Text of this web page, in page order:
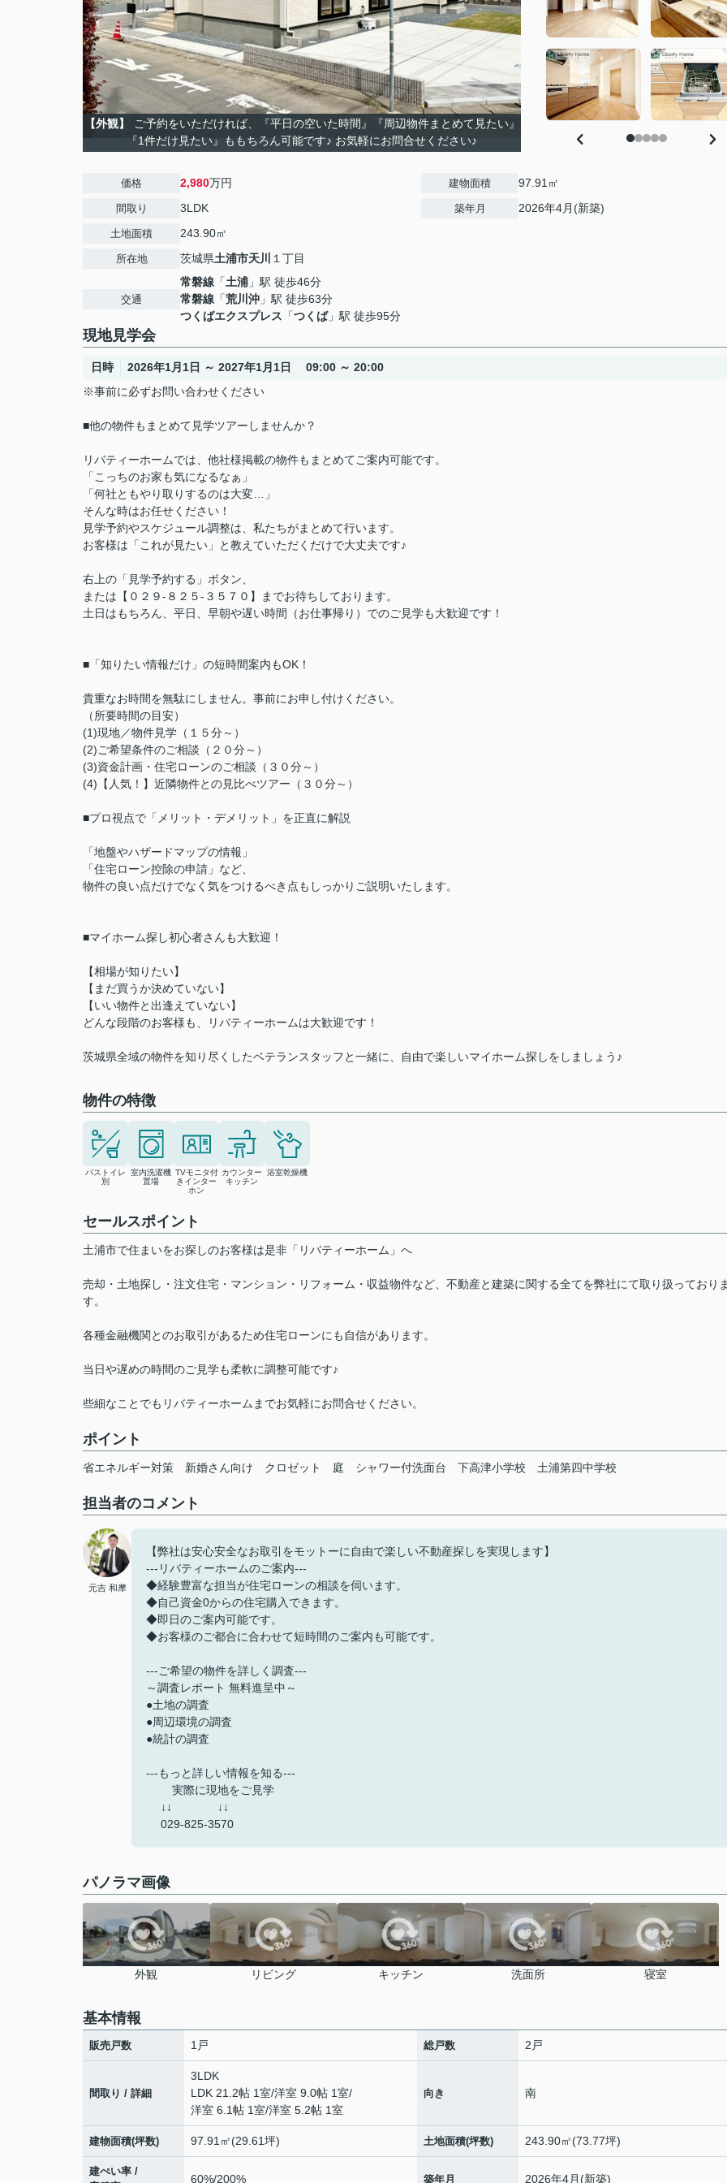
【外観】
ご予約をいただければ、『平日の空いた時間』『周辺物件まとめて見たい』
『1件だけ見たい』ももちろん可能です♪ お気軽にお問合せください♪
価格 2,980万円
間取り 3LDK
土地面積 243.90㎡
所在地 茨城県土浦市天川 １丁目
交通
常磐線 「土浦 」駅 徒歩46分
常磐線 「荒川沖 」駅 徒歩63分
つくばエクスプレス 「つくば」駅 徒歩95分
建物面積 97.91㎡
築年月 2026年4月(新築)
現地見学会
日時
2026年1月1日 ～ 2027年1月1日 09:00 ～ 20:00
※事前に必ずお問い合わせください
■他の物件もまとめて見学ツアーしませんか？
リバティーホームでは、他社様掲載の物件もまとめてご案内可能です。
「こっちのお家も気になるなぁ」
「何社ともやり取りするのは大変…」
そんな時はお任せください！
見学予約やスケジュール調整は、私たちがまとめて行います。
お客様は「これが見たい」と教えていただくだけで大丈夫です♪
右上の「見学予約する」ボタン、
または【０２９-８２５-３５７０】までお待ちしております。
土日はもちろん、平日、早朝や遅い時間（お仕事帰り）でのご見学も大歓迎です！
■「知りたい情報だけ」の短時間案内もOK！
貴重なお時間を無駄にしません。事前にお申し付けください。
（所要時間の目安）
(1)現地／物件見学（１５分～）
(2)ご希望条件のご相談（２０分～）
(3)資金計画・住宅ローンのご相談（３０分～）
(4)【人気！】近隣物件との見比べツアー（３０分～）
■プロ視点で「メリット・デメリット」を正直に解説
「地盤やハザードマップの情報」
「住宅ローン控除の申請」など、
物件の良い点だけでなく気をつけるべき点もしっかりご説明いたします。
■マイホーム探し初心者さんも大歓迎！
【相場が知りたい】
【まだ買うか決めていない】
【いい物件と出逢えていない】
どんな段階のお客様も、リバティーホームは大歓迎です！
茨城県全域の物件を知り尽くしたベテランスタッフと一緒に、自由で楽しいマイホーム探しをしましょう♪
物件の特徴
バストイレ
別
室内洗濯機
置場
TVモニタ付
きインター
ホン
カウンター
キッチン
浴室乾燥機
セールスポイント
土浦市で住まいをお探しのお客様は是非「リバティーホーム」へ
売却・土地探し・注文住宅・マンション・リフォーム・収益物件など、不動産と建築に関する全てを弊社にて取り扱っており
す。
各種金融機関とのお取引があるため住宅ローンにも自信があります。
当日や遅めの時間のご見学も柔軟に調整可能です♪
些細なことでもリバティーホームまでお気軽にお問合せください。
ポイント
省エネルギー対策 新婚さん向け クロゼット 庭 シャワー付洗面台 下高津小学校 土浦第四中学校
担当者のコメント
元吉 和摩
【弊社は安心安全なお取引をモットーに自由で楽しい不動産探しを実現します】
---リバティーホームのご案内---
◆経験豊富な担当が住宅ローンの相談を伺います。
◆自己資金0からの住宅購入できます。
◆即日のご案内可能です。
◆お客様のご都合に合わせて短時間のご案内も可能です。
---ご希望の物件を詳しく調査---
～調査レポート 無料進呈中～
●土地の調査
●周辺環境の調査
●統計の調査
---もっと詳しい情報を知る---
実際に現地をご見学
↓↓ ↓↓
029-825-3570
パノラマ画像
外観 リビング キッチン 洗面所 寝室
基本情報
販売戸数 1戸 総戸数 2戸
間取り / 詳細
3LDK
LDK 21.2帖 1室/洋室 9.0帖 1室/
洋室 6.1帖 1室/洋室 5.2帖 1室
向き 南
建物面積(坪数) 97.91㎡(29.61坪) 土地面積(坪数) 243.90㎡(73.77坪)
建ぺい率 /
60%/200% 築年月 2026年4月(新築)